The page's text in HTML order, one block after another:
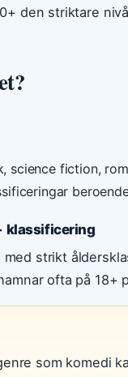
den striktare
science fiction,
klassificering
strikt
ofta på 18+
som komedi